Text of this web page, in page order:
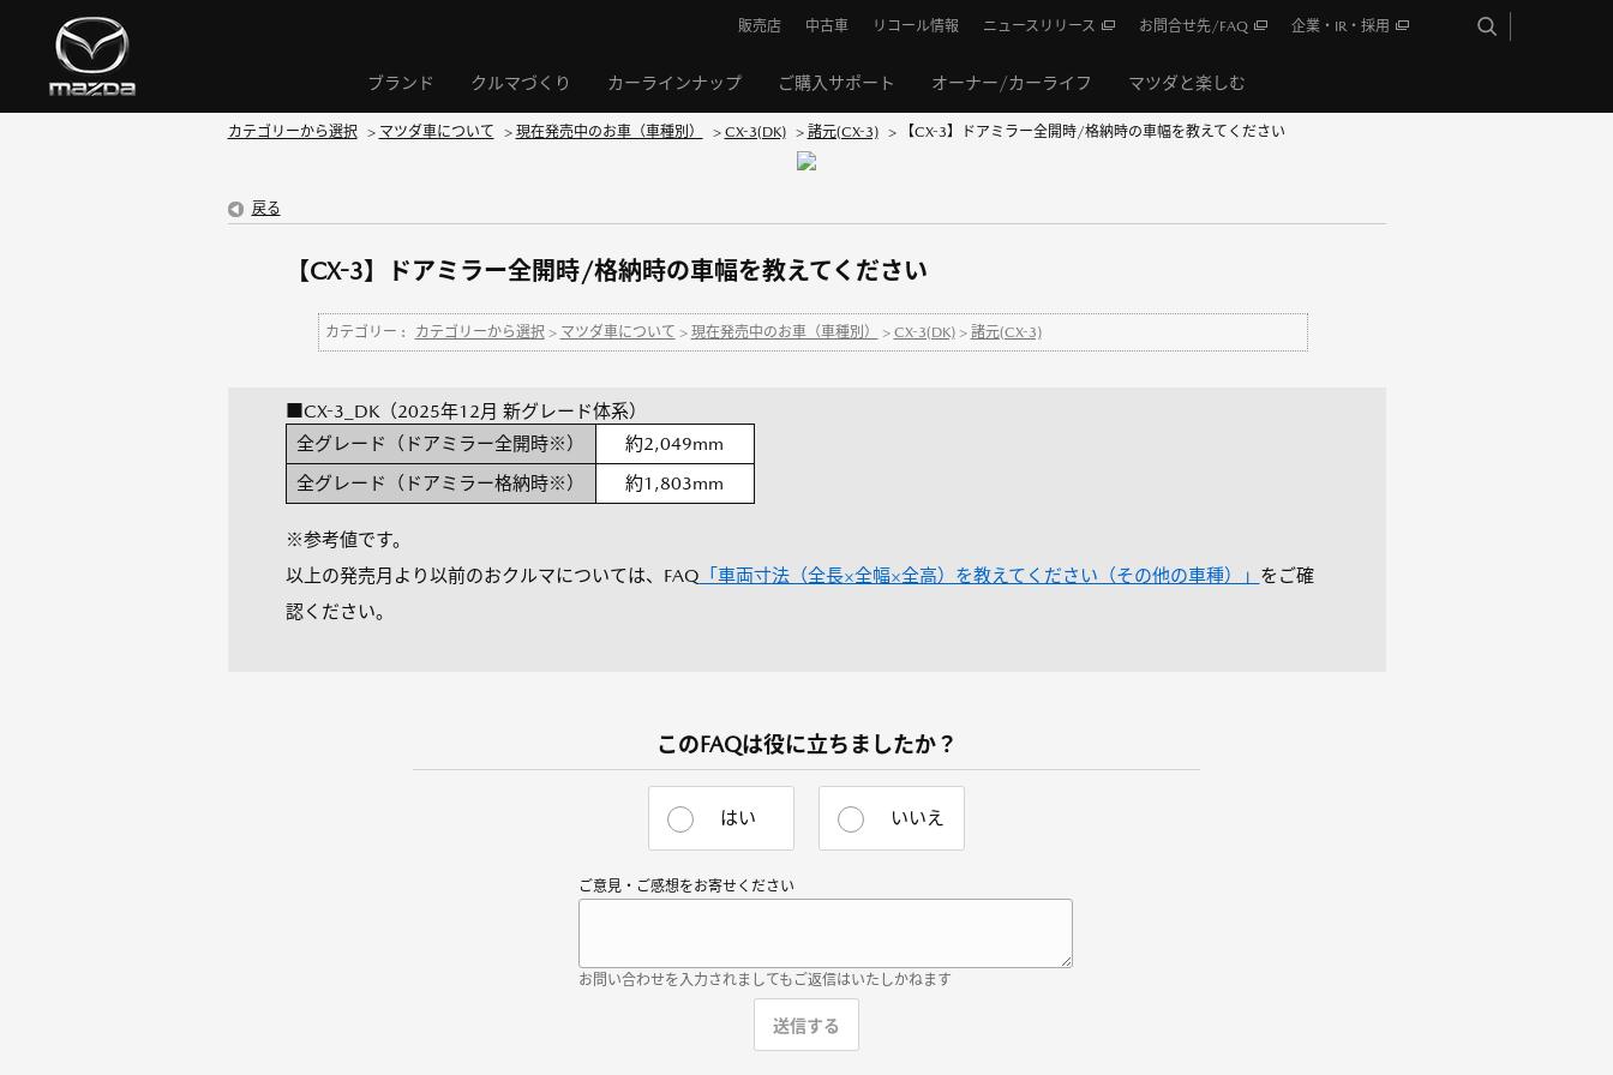
ブランド クルマづくり カーラインナップ ご購入サポート オーナー/カーライフ マツダと楽しむ
販売店 中古車 リコール情報 ニュースリリース お問合せ先/FAQ 企業・IR・採用
カテゴリーから選択 > マツダ車について > 現在発売中のお車（車種別） > CX-3(DK) > 諸元(CX-3) > 【CX-3】ドアミラー全開時/格納時の車幅を教えてください
戻る
【CX-3】ドアミラー全開時/格納時の車幅を教えてください
カテゴリー : カテゴリーから選択 > マツダ車について > 現在発売中のお車（車種別） > CX-3(DK)> 諸元(CX-3)
■CX-3_DK（2025年12月 新グレード体系）
全グレード（ドアミラー全開時※）
約2,049mm
全グレード（ドアミラー格納時※）
約1,803mm
※参考値です。
以上の発売月より以前のおクルマについては、FAQ 「車両寸法（全長×全幅×全高）を教えてください（その他の車種）」 をご確
認ください。
このFAQは役に立ちましたか？
はい いいえ
ご意見・ご感想をお寄せください
お問い合わせを入力されましてもご返信はいたしかねます